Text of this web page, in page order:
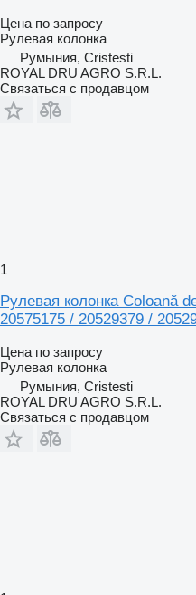
Цена по запросу
Рулевая колонка
Румыния, Cristesti
ROYAL DRU AGRO S.R.L.
Связаться с продавцом
1
Рулевая колонка Coloană
20575175 / 20529379 /
Цена по запросу
Рулевая колонка
Румыния, Cristesti
ROYAL DRU AGRO S.R.L.
Связаться с продавцом